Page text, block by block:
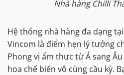
Nhà hàng Chilli
Hệ thống nhà hàng đa dạng
Vincom là điểm hẹn lý tưởng
Phong vị ẩm thực từ Á sang
hoa chế biến vô cùng cầu kỳ.